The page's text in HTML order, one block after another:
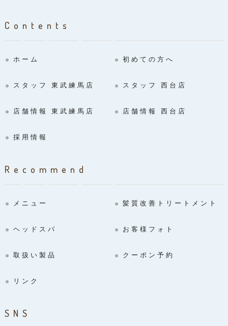
Contents
ホーム 初めての方へ
スタッフ 東武練馬店 スタッフ 西台店
店舗情報 東武練馬店 店舗情報 西台店
採用情報
Recommend
メニュー 髪質改善トリートメント
ヘッドスパ お客様フォト
取扱い製品 クーポン予約
リンク
SNS